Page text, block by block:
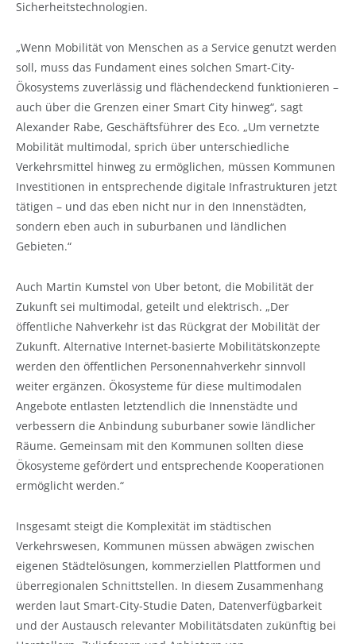
Sicherheitstechnologien.
„Wenn Mobilität von Menschen as a Service genutzt werden
soll, muss das Fundament eines solchen Smart-City-
Ökosystems zuverlässig und flächendeckend funktionieren –
auch über die Grenzen einer Smart City hinweg“, sagt
Alexander Rabe, Geschäftsführer des Eco. „Um vernetzte
Mobilität multimodal, sprich über unterschiedliche
Verkehrsmittel hinweg zu ermöglichen, müssen Kommunen
Investitionen in entsprechende digitale Infrastrukturen jetzt
tätigen – und das eben nicht nur in den Innenstädten,
sondern eben auch in suburbanen und ländlichen
Gebieten.“
Auch Martin Kumstel von Uber betont, die Mobilität der
Zukunft sei multimodal, geteilt und elektrisch. „Der
öffentliche Nahverkehr ist das Rückgrat der Mobilität der
Zukunft. Alternative Internet-basierte Mobilitätskonzepte
werden den öffentlichen Personennahverkehr sinnvoll
weiter ergänzen. Ökosysteme für diese multimodalen
Angebote entlasten letztendlich die Innenstädte und
verbessern die Anbindung suburbaner sowie ländlicher
Räume. Gemeinsam mit den Kommunen sollten diese
Ökosysteme gefördert und entsprechende Kooperationen
ermöglicht werden.“
Insgesamt steigt die Komplexität im städtischen
Verkehrswesen, Kommunen müssen abwägen zwischen
eigenen Städtelösungen, kommerziellen Plattformen und
überregionalen Schnittstellen. In diesem Zusammenhang
werden laut Smart-City-Studie Daten, Datenverfügbarkeit
und der Austausch relevanter Mobilitätsdaten zukünftig bei